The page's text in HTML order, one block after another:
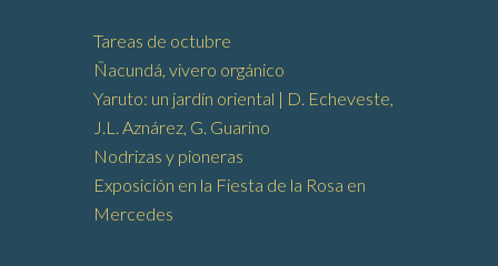
Tareas de octubre
Ñacundá, vivero orgánico
Yaruto: un jardín oriental | D. Echeveste,
J.L. Aznárez, G. Guarino
Nodrizas y pioneras
Exposición en la Fiesta de la Rosa en
Mercedes